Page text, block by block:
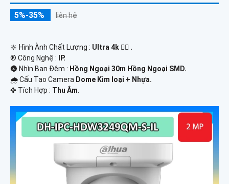
5%-35% liên hệ
🔆 Hình Ành Chất Lượng : Ultra 4k 👍🏾 .
®️ Công Nghệ :
IP.
🌚 Nhìn Ban Đêm : Hồng Ngoại 30m Hồng Ngoại SMD.
🌧️ Cấu Tạo Camera Dome Kim loại + Nhựa.
️✤ Tích Hợp : Thu Âm.